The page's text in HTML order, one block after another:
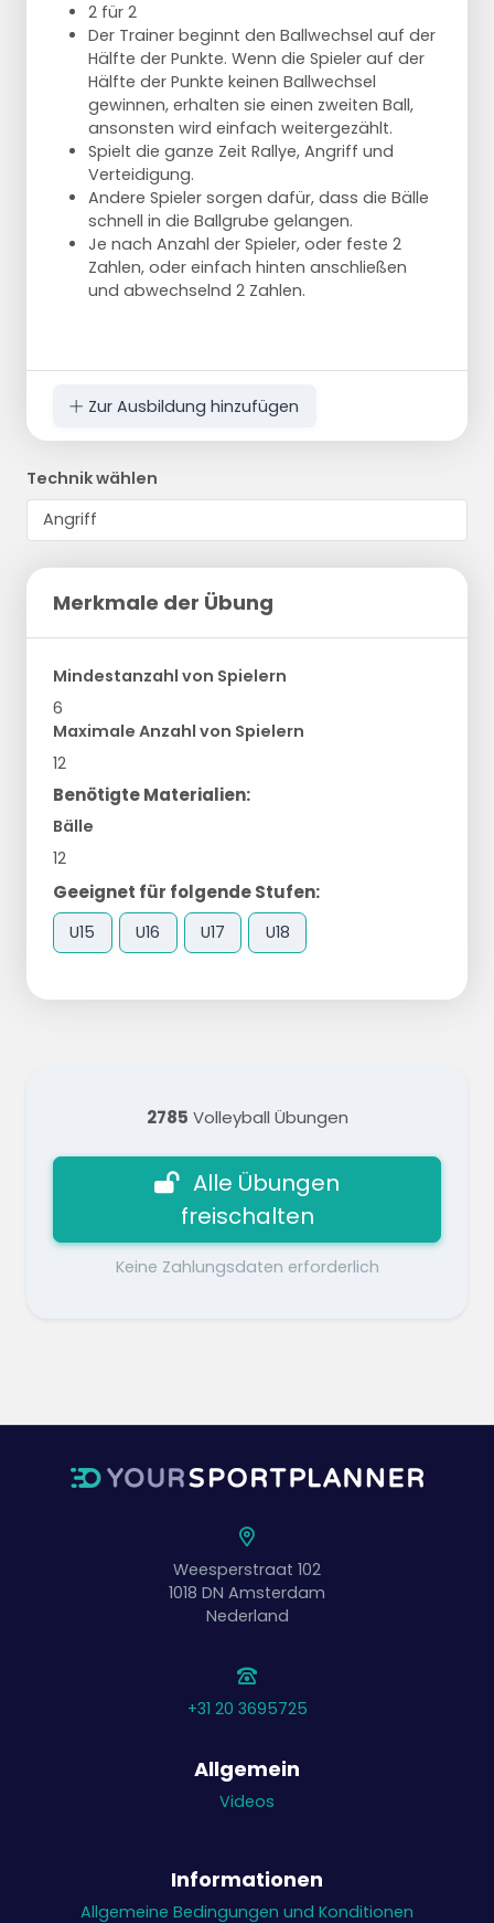
2 für 2
Der Trainer beginnt den Ballwechsel auf der
Hälfte der Punkte. Wenn die Spieler auf der
Hälfte der Punkte keinen Ballwechsel
gewinnen, erhalten sie einen zweiten Ball,
ansonsten wird einfach weitergezählt.
Spielt die ganze Zeit Rallye, Angriff und
Verteidigung.
Andere Spieler sorgen dafür, dass die Bälle
schnell in die Ballgrube gelangen.
Je nach Anzahl der Spieler, oder feste 2
Zahlen, oder einfach hinten anschließen
und abwechselnd 2 Zahlen.
Zur Ausbildung hinzufügen
Technik wählen
Merkmale der Übung
Mindestanzahl von Spielern
6
Maximale Anzahl von Spielern
12
Benötigte Materialien:
Bälle
12
Geeignet für folgende Stufen:
U15 U16 U17 U18
2785 Volleyball Übungen
Alle Übungen
freischalten
Keine Zahlungsdaten erforderlich
Weesperstraat 102
1018 DN Amsterdam
Nederland
+31 20 3695725
Allgemein
Videos
Informationen
Allgemeine Bedingungen und Konditionen